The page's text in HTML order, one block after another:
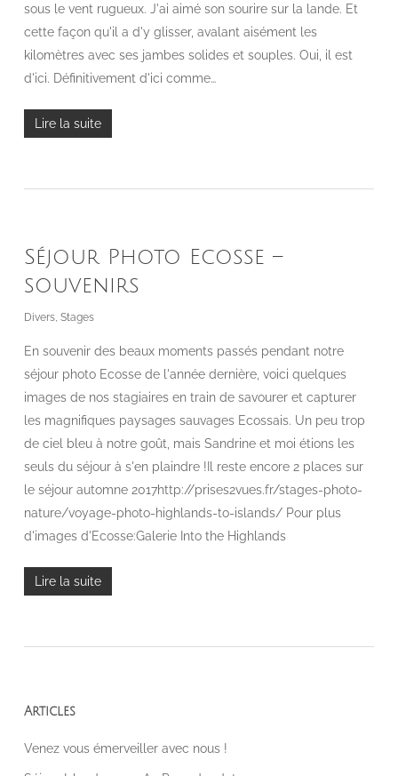
sous le vent rugueux. J'ai aimé son sourire sur la lande. Et
cette façon qu'il a d'y glisser, avalant aisément les
kilomètres avec ses jambes solides et souples. Oui, il est
d'ici. Définitivement d'ici comme…
Lire la suite
Séjour Photo Ecosse –
souvenirs
Divers, Stages
En souvenir des beaux moments passés pendant notre
séjour photo Ecosse de l'année dernière, voici quelques
images de nos stagiaires en train de savourer et capturer
les magnifiques paysages sauvages Ecossais. Un peu trop
de ciel bleu à notre goût, mais Sandrine et moi étions les
seuls du séjour à s'en plaindre !Il reste encore 2 places sur
le séjour automne 2017http://prises2vues.fr/stages-photo-
nature/voyage-photo-highlands-to-islands/ Pour plus
d'images d'Ecosse:Galerie Into the Highlands
Lire la suite
Articles
Venez vous émerveiller avec nous !